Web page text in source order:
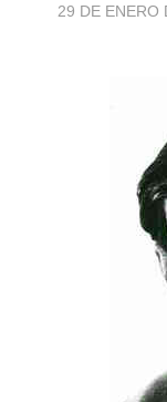
29 DE ENERO